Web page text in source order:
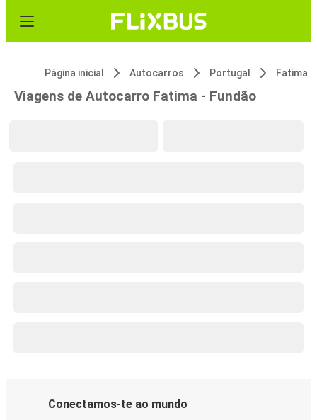
Página inicial Autocarros Portugal Fatima
Viagens de Autocarro Fatima - Fundão
Conectamos-te ao mundo